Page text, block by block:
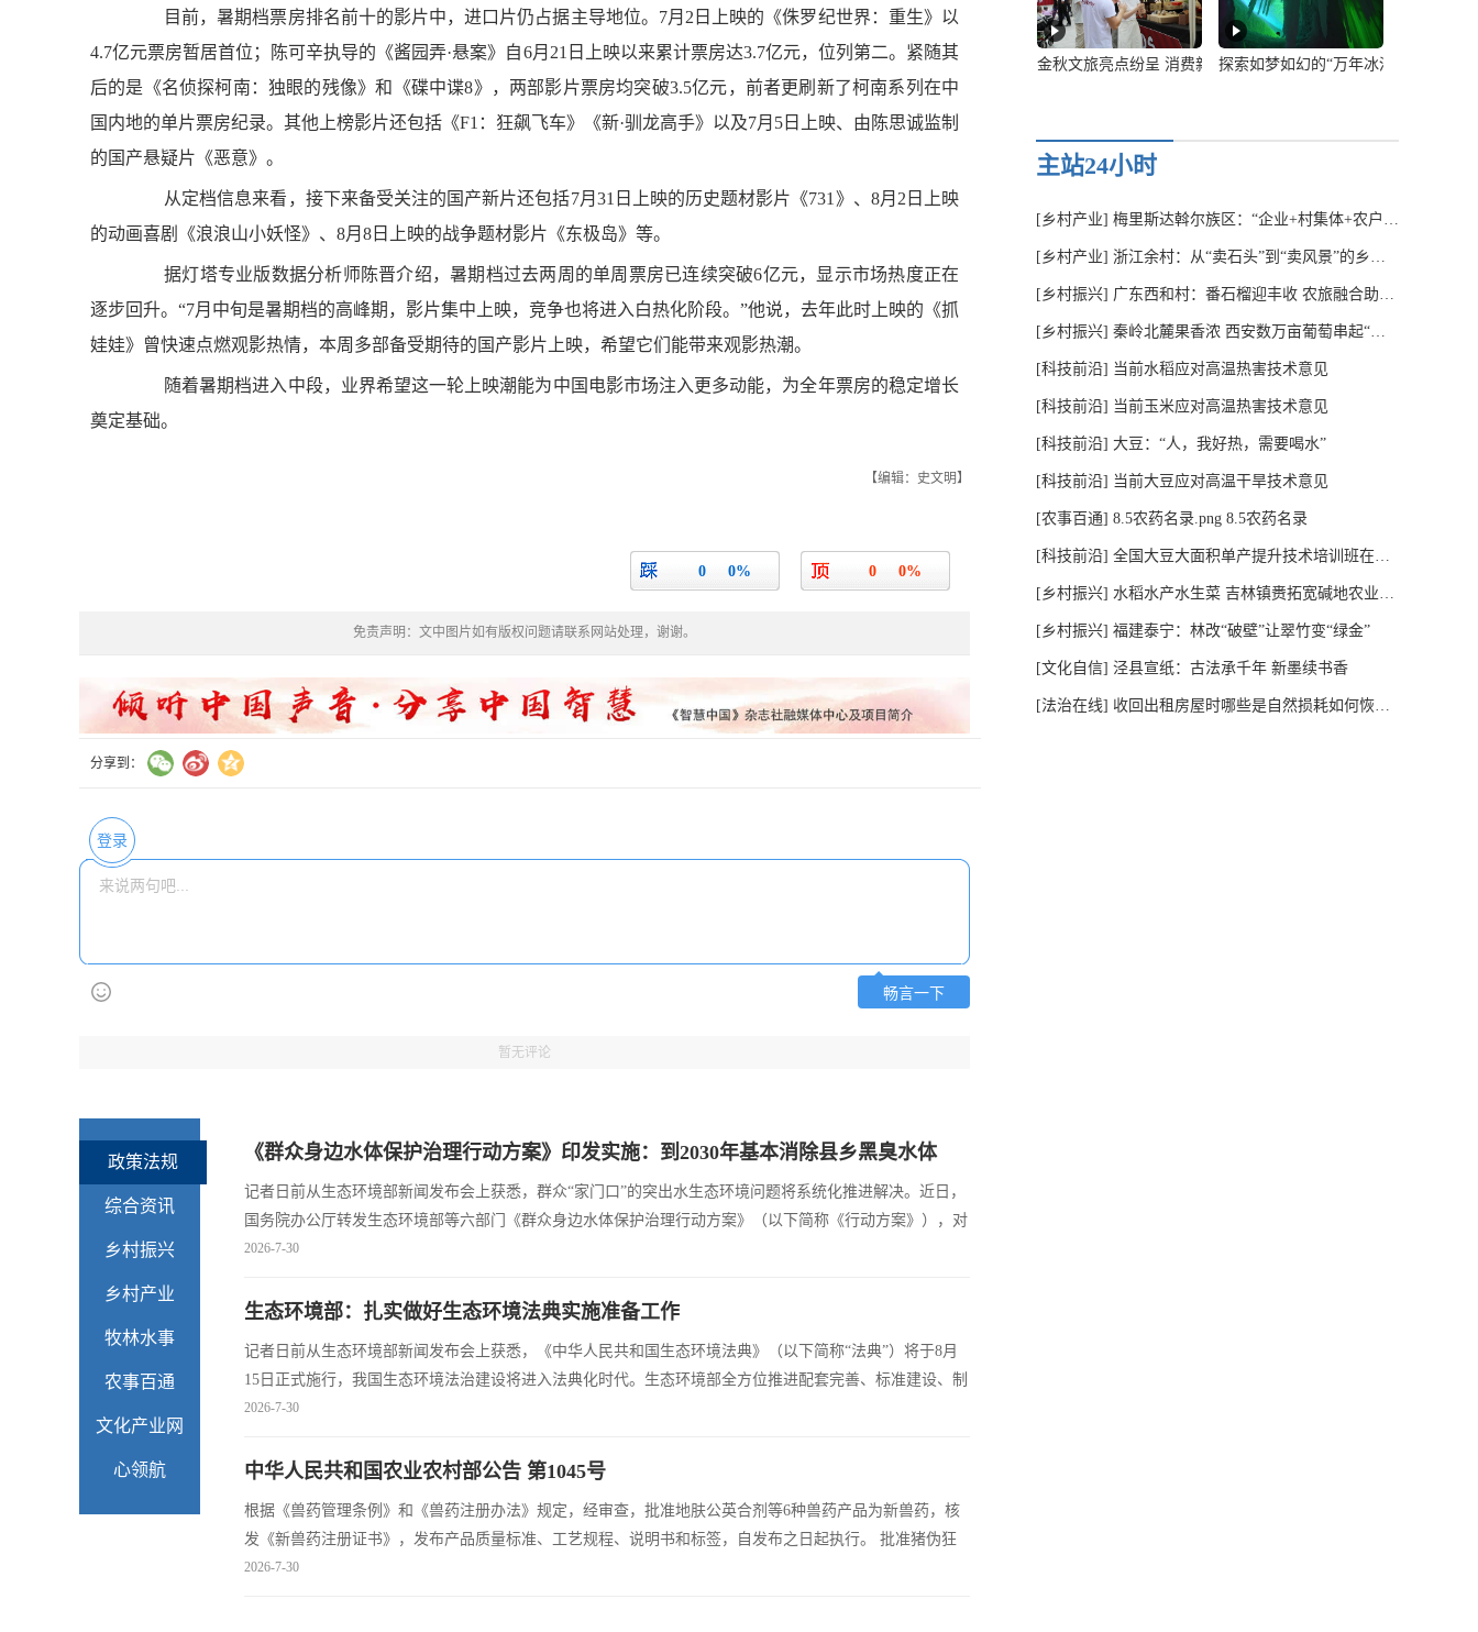
目前，暑期档票房排名前十的影片中，进口片仍占据主导地位。7月2日上映的《侏罗纪世界：重生》以
4.7亿元票房暂居首位；陈可辛执导的《酱园弄·悬案》自6月21日上映以来累计票房达3.7亿元，位列第二。紧随其
后的是《名侦探柯南：独眼的残像》和《碟中谍8》，两部影片票房均突破3.5亿元，前者更刷新了柯南系列在中
国内地的单片票房纪录。其他上榜影片还包括《F1：狂飙飞车》《新·驯龙高手》以及7月5日上映、由陈思诚监制
的国产悬疑片《恶意》。
从定档信息来看，接下来备受关注的国产新片还包括7月31日上映的历史题材影片《731》、8月2日上映
的动画喜剧《浪浪山小妖怪》、8月8日上映的战争题材影片《东极岛》等。
据灯塔专业版数据分析师陈晋介绍，暑期档过去两周的单周票房已连续突破6亿元，显示市场热度正在
逐步回升。“7月中旬是暑期档的高峰期，影片集中上映，竞争也将进入白热化阶段。”他说，去年此时上映的《抓
娃娃》曾快速点燃观影热情，本周多部备受期待的国产影片上映，希望它们能带来观影热潮。
随着暑期档进入中段，业界希望这一轮上映潮能为中国电影市场注入更多动能，为全年票房的稳定增长
奠定基础。
【编辑：史文明】
0 0%
0 0%
免责声明：文中图片如有版权问题请联系网站处理，谢谢。
分享到：
登录
畅言一下
暂无评论
政策法规
综合资讯
乡村振兴
乡村产业
牧林水事
农事百通
文化产业网
心领航
《群众身边水体保护治理行动方案》印发实施：到2030年基本消除县乡黑臭水体
记者日前从生态环境部新闻发布会上获悉，群众“家门口”的突出水生态环境问题将系统化推进解决。近日，
国务院办公厅转发生态环境部等六部门《群众身边水体保护治理行动方案》（以下简称《行动方案》），对
“十五五”时期推进群众身边水体保护治理作出系统部署，为人民群众提供更多优质水生态产品。 《...
2026-7-30
生态环境部：扎实做好生态环境法典实施准备工作
记者日前从生态环境部新闻发布会上获悉，《中华人民共和国生态环境法典》（以下简称“法典”）将于8月
15日正式施行，我国生态环境法治建设将进入法典化时代。生态环境部全方位推进配套完善、标准建设、制
度落地等筹备工作，确保法典平稳落地见效。 系统开展相关文件的清理和制修订，强化与法典适配衔接，
2026-7-30
中华人民共和国农业农村部公告 第1045号
根据《兽药管理条例》和《兽药注册办法》规定，经审查，批准地肤公英合剂等6种兽药产品为新兽药，核
发《新兽药注册证书》，发布产品质量标准、工艺规程、说明书和标签，自发布之日起执行。 批准猪伪狂
犬病病毒gB化学发光抗体检测试剂盒等7种兽药产品注册，发布产品质量标准、工艺规程、说明书和标签，
2026-7-30
对话高颖：用数字艺术诠释中国传统文化之美土味“显眼包”！绵竹年画里的风土人情金秋文旅亮点纷呈 消费新场景激发经济强劲动能
探索如梦如幻的“万年冰洞”对话高颖：用数字艺术诠释中国传统文化之美土味“显眼包”！绵竹年画里的风土人情
主站24小时
[乡村产业] 梅里斯达斡尔族区：“企业+村集体+农户”串起致富链
[乡村产业] 浙江余村：从“卖石头”到“卖风景”的乡村蝶变
[乡村振兴] 广东西和村：番石榴迎丰收 农旅融合助振兴
[乡村振兴] 秦岭北麓果香浓 西安数万亩葡萄串起“甜蜜产业链”
[科技前沿] 当前水稻应对高温热害技术意见
[科技前沿] 当前玉米应对高温热害技术意见
[科技前沿] 大豆：“人，我好热，需要喝水”
[科技前沿] 当前大豆应对高温干旱技术意见
[农事百通] 8.5农药名录.png 8.5农药名录
[科技前沿] 全国大豆大面积单产提升技术培训班在内蒙古扎兰屯举办
[乡村振兴] 水稻水产水生菜 吉林镇赉拓宽碱地农业增收路
[乡村振兴] 福建泰宁：林改“破壁”让翠竹变“绿金”
[文化自信] 泾县宣纸：古法承千年 新墨续书香
[法治在线] 收回出租房屋时哪些是自然损耗如何恢复原状？法官提示